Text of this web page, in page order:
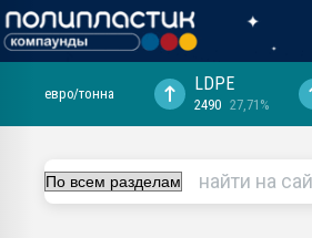
ближайшее подмосковье, с.-в.
Подмосковье, Москва
евро/тонна LDPE
2490 27,71%